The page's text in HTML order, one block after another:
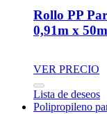
Rollo PP
0,91m x 50m
VER PRECIO
Lista de deseos
Polipropileno